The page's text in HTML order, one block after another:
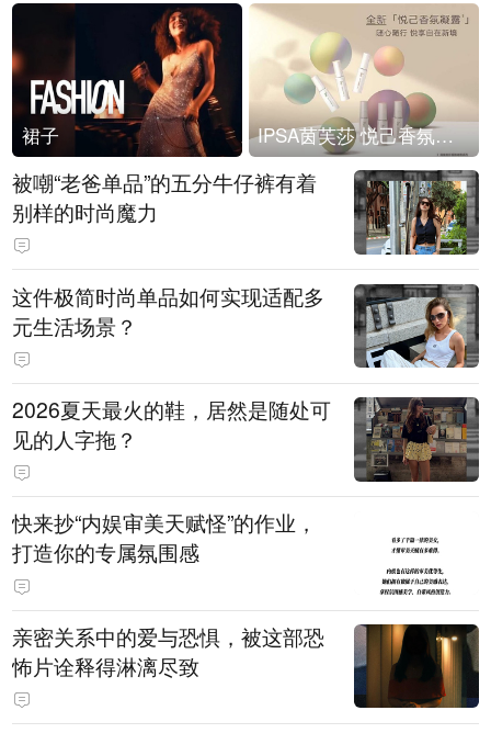
裙子 IPSA茵芙莎 悦己香氛凝露上市
被嘲“老爸单品”的五分牛仔裤有着
别样的时尚魔力
这件极简时尚单品如何实现适配多
元生活场景？
2026夏天最火的鞋，居然是随处可
见的人字拖？
快来抄“内娱审美天赋怪”的作业，
打造你的专属氛围感
亲密关系中的爱与恐惧，被这部恐
怖片诠释得淋漓尽致